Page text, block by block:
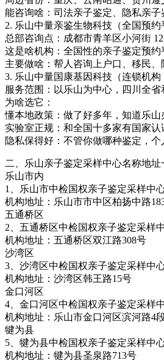
能咨询啥：司法亲子鉴定、隐私亲
2. 乐山中量亲鉴生物科技（全国预
总部咨询点：成都市青羊区小河街
这是啥机构：全国性的亲子鉴定预
主要做啥：帮人咨询上户口、移民
3. 乐山中量国康基因科技（连锁机构
服务范围：以乐山为中心，四川全
为啥选它：
懂本地政策：做了好多年，知道乐
实验室正规：和全国十多家有国家
隐私保得好：不管你做哪种鉴定，
二、乐山亲子鉴定采样中心名称地址
乐山市内
1、乐山市中检国权亲子鉴定采样中
机构地址：乐山市市中区柏扬中路
五通桥区
2、五通桥区中检国权亲子鉴定采样
机构地址：五通桥区双江路308号
沙湾区
3、沙湾区中检国权亲子鉴定采样中
机构地址：沙湾区韩王路15号
金口河区
4、金口河区中检国权亲子鉴定采样
机构地址：乐山市金口河区滨河路4
犍为县
5、犍为县中检国权亲子鉴定采样中
机构地址：犍为县圣泉路713号